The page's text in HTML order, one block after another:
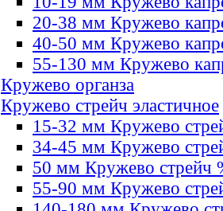
20-38 мм Кружево
40-50 мм Кружево
55-130 мм Кружево
Кружево органза
Кружево стрейч эластичное
15-32 мм Кружево
34-45 мм Кружево
50 мм Кружево стрейч
55-90 мм Кружево